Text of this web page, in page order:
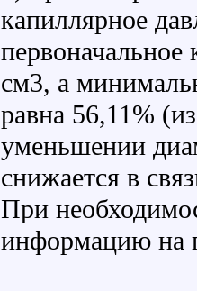
капиллярное
первоначальное
см3, а
равна 56,11%
уменьшении
снижается в
При
информацию на